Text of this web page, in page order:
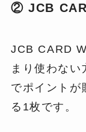
② JCB
JCB CARD
まり使わない
でポイントが
る1枚です。